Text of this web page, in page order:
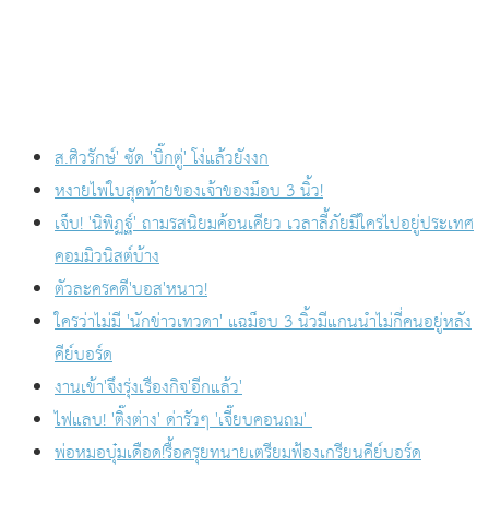
ส.ศิวรักษ์' ซัด 'บิ๊กตู่' โง่แล้วยังงก
หงายไพ่ใบสุดท้ายของเจ้าของม็อบ 3 นิ้ว!
เจ็บ! 'นิพิฏฐ์' ถามรสนิยมค้อนเคียว เวลาลี้ภัยมีใครไปอยู่ประเทศ
คอมมิวนิสต์บ้าง
ตัวละครคดี'บอส'หนาว!
ใครว่าไม่มี 'นักข่าวเทวดา' แฉม็อบ 3 นิ้วมีแกนนำไม่กี่คนอยู่หลัง
คีย์บอร์ด
งานเข้า'จึงรุ่งเรืองกิจ'อีกแล้ว'
ไฟแลบ! 'ติ๊งต่าง' ด่ารัวๆ 'เจี๊ยบคอนถม'
พ่อหมอบุ๋มเดือด!รื้อครุยทนายเตรียมฟ้องเกรียนคีย์บอร์ด